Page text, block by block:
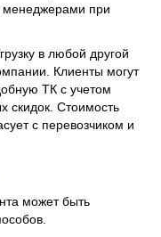
менеджерами при
в любой другой
Клиенты могут
ТК с учетом
скидок. Стоимость
с перевозчиком и
может быть